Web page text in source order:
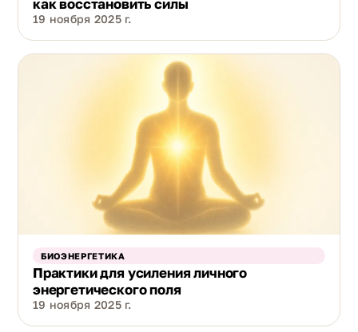
как восстановить силы
19 ноября 2025 г.
БИОЭНЕРГЕТИКА
Практики для усиления личного
энергетического поля
19 ноября 2025 г.